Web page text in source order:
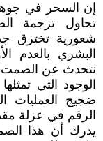
إن السحر في
تحاول ترجمة
شعورية تخترق
البشري بالعدم
نتحدث عن الصمت
الوجود التي
ضجيج العمليات
الرقم في عزلة
يدرك أن هذا